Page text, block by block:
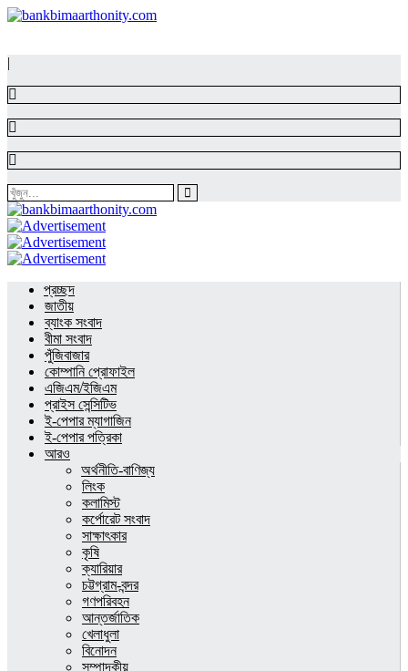
|
প্রচ্ছদ
জাতীয়
ব্যাংক সংবাদ
বীমা সংবাদ
পুঁজিবাজার
কোম্পানি প্রোফাইল
এজিএম/ইজিএম
প্রাইস সেন্সিটিভ
ই-পেপার ম্যাগাজিন
ই-পেপার পত্রিকা
আরও
অর্থনীতি-বাণিজ্য
লিংক
কলামিস্ট
কর্পোরেট সংবাদ
সাক্ষাৎকার
কৃষি
ক্যারিয়ার
চট্টগ্রাম-বন্দর
গণপরিবহন
আন্তর্জাতিক
খেলাধুলা
বিনোদন
সম্পাদকীয়